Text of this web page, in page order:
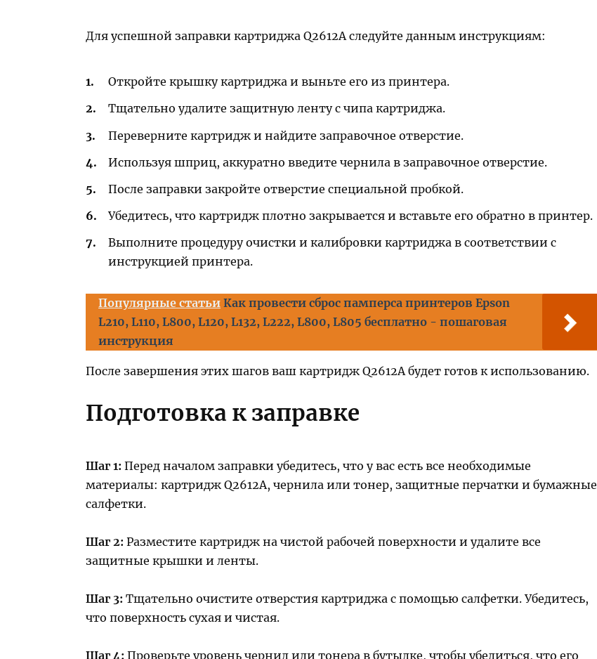
Для успешной заправки картриджа Q2612A следуйте данным инструкциям:
Откройте крышку картриджа и выньте его из принтера.
Тщательно удалите защитную ленту с чипа картриджа.
Переверните картридж и найдите заправочное отверстие.
Используя шприц, аккуратно введите чернила в заправочное отверстие.
После заправки закройте отверстие специальной пробкой.
Убедитесь, что картридж плотно закрывается и вставьте его обратно в принтер.
Выполните процедуру очистки и калибровки картриджа в соответствии с
инструкцией принтера.
Популярные статьи Как провести сброс памперса принтеров Epson
L210, L110, L800, L120, L132, L222, L800, L805 бесплатно - пошаговая
инструкция
После завершения этих шагов ваш картридж Q2612A будет готов к использованию.
Подготовка к заправке
Шаг 1: Перед началом заправки убедитесь, что у вас есть все необходимые
материалы: картридж Q2612A, чернила или тонер, защитные перчатки и бумажные
салфетки.
Шаг 2: Разместите картридж на чистой рабочей поверхности и удалите все
защитные крышки и ленты.
Шаг 3: Тщательно очистите отверстия картриджа с помощью салфетки. Убедитесь,
что поверхность сухая и чистая.
Шаг 4: Проверьте уровень чернил или тонера в бутылке, чтобы убедиться, что его